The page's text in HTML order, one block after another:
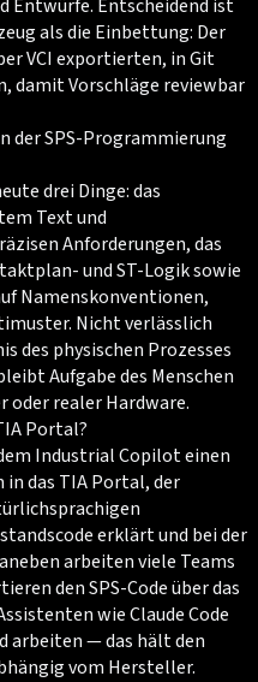
Entwürfe. Entscheidend ist
als die Einbettung: Der
VCI exportierten, in Git
damit Vorschläge reviewbar
der SPS-Programmierung
drei Dinge: das
Text und
Anforderungen, das
und ST-Logik sowie
Namenskonventionen,
Nicht verlässlich
des physischen Prozesses
Aufgabe des Menschen
oder realer Hardware.
Portal?
Industrial Copilot einen
das TIA Portal, der
erklärt und bei der
arbeiten viele Teams
den SPS-Code über das
wie Claude Code
arbeiten — das hält den
vom Hersteller.